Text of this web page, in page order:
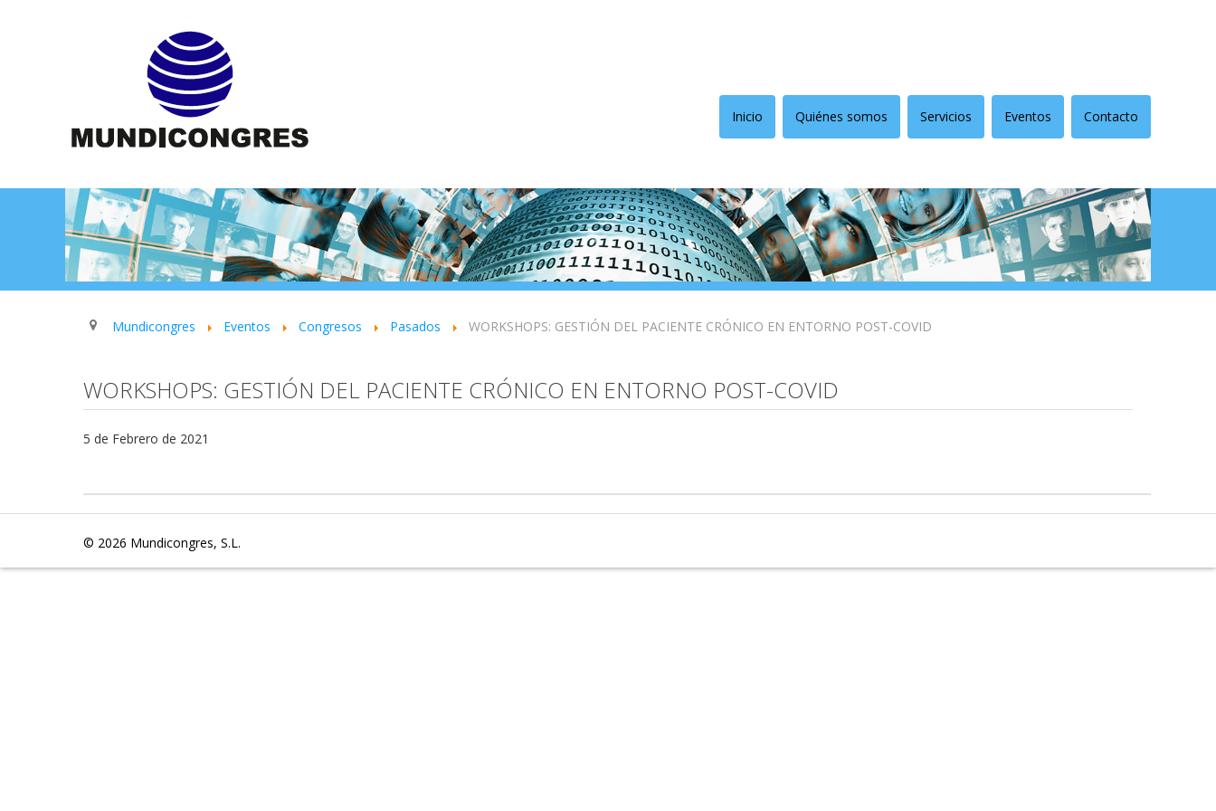
Inicio Quiénes somos Servicios Eventos Contacto
Mundicongres Eventos Congresos Pasados WORKSHOPS: GESTIÓN DEL PACIENTE CRÓNICO EN ENTORNO POST-COVID
WORKSHOPS: GESTIÓN DEL PACIENTE CRÓNICO EN ENTORNO POST-COVID
5 de Febrero de 2021
© 2026 Mundicongres, S.L.